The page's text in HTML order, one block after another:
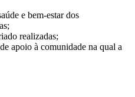
e bem-estar dos
realizadas;
apoio à comunidade na qual a